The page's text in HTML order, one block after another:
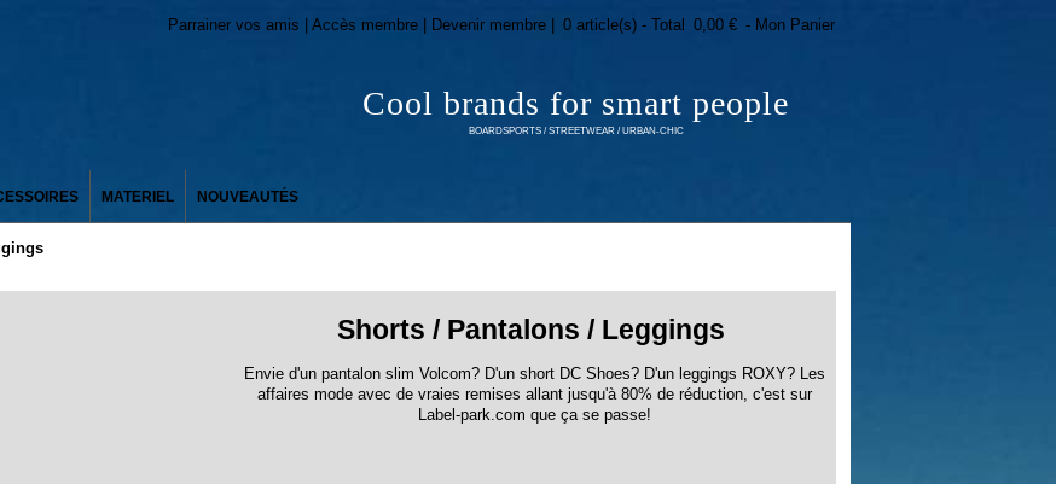
Cool brands for smart people
BOARDSPORTS / STREETWEAR / URBAN-CHIC
Parrainer vos amis | Accès membre | Devenir membre | 0 article(s) - Total 0,00 € - Mon Panier
MATERIEL NOUVEAUTÉS
Shorts / Pantalons / Leggings
Envie d'un pantalon slim Volcom? D'un short DC Shoes? D'un leggings ROXY? Les
affaires mode avec de vraies remises allant jusqu'à 80% de réduction, c'est sur
Label-park.com que ça se passe!